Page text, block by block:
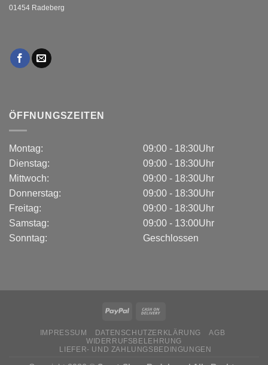
01454 Radeberg
ÖFFNUNGSZEITEN
Montag:
Dienstag:
Mittwoch:
Donnerstag:
Freitag:
Samstag:
Sonntag:
09:00 - 18:30Uhr
09:00 - 18:30Uhr
09:00 - 18:30Uhr
09:00 - 18:30Uhr
09:00 - 18:30Uhr
09:00 - 13:00Uhr
Geschlossen
IMPRESSUM DATENSCHUTZERKLÄRUNG
AGB
WIDERRUFSBELEHRUNG
LIEFER- UND ZAHLUNGSBEDINGUNGEN